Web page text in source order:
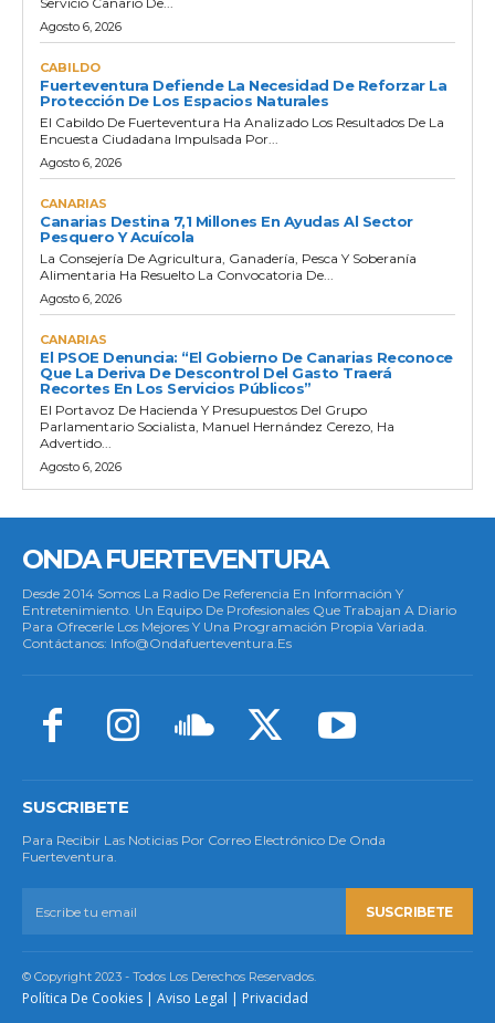
Agosto 6, 2026
CABILDO
Fuerteventura Defiende La Necesidad De Reforzar La
Protección De Los Espacios Naturales
El Cabildo De Fuerteventura Ha Analizado Los Resultados De La
Encuesta Ciudadana Impulsada Por...
Agosto 6, 2026
CANARIAS
Canarias Destina 7,1 Millones En Ayudas Al Sector
Pesquero Y Acuícola
La Consejería De Agricultura, Ganadería, Pesca Y Soberanía
Alimentaria Ha Resuelto La Convocatoria De...
Agosto 6, 2026
CANARIAS
El PSOE Denuncia: “El Gobierno De Canarias Reconoce
Que La Deriva De Descontrol Del Gasto Traerá
Recortes En Los Servicios Públicos”
El Portavoz De Hacienda Y Presupuestos Del Grupo
Parlamentario Socialista, Manuel Hernández Cerezo, Ha
Advertido...
Agosto 6, 2026
ONDA FUERTEVENTURA
Desde 2014 Somos La Radio De Referencia En Información Y
Entretenimiento. Un Equipo De Profesionales Que Trabajan A Diario
Para Ofrecerle Los Mejores Y Una Programación Propia Variada.
Contáctanos: Info@ondafuerteventura.es
SUSCRIBETE
Para Recibir Las Noticias Por Correo Electrónico De Onda
Fuerteventura.
SUSCRIBETE
© Copyright 2023 - Todos Los Derechos Reservados.
Política De Cookies | Aviso Legal | Privacidad